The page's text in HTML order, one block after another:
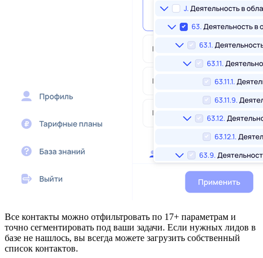
Все контакты можно отфильтровать по 17+ параметрам и
точно сегментировать под ваши задачи. Если нужных лидов в
базе не нашлось, вы всегда можете загрузить собственный
список контактов.